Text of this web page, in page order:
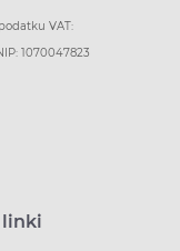
VAT:
1070047823
linki